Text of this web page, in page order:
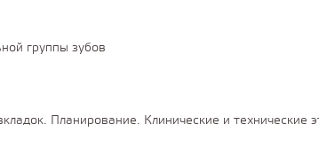
группы зубов
Планирование. Клинические и